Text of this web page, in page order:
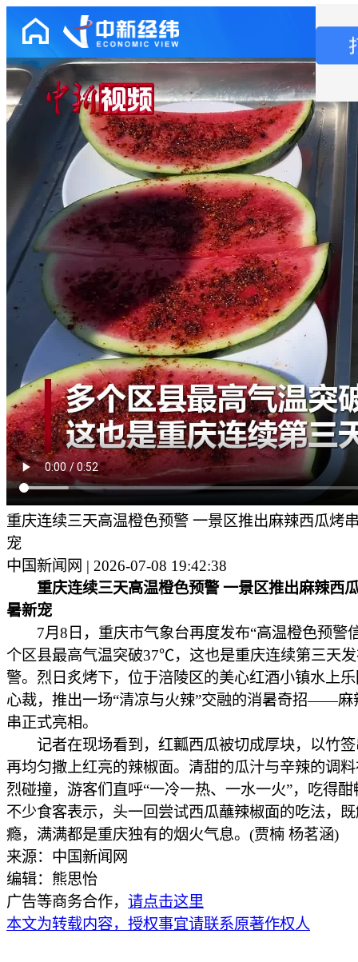
重庆连续三天高温橙色预警 一景区推出麻辣西瓜烤
宠
中国新闻网 | 2026-07-08 19:42:38
重庆连续三天高温橙色预警 一景区推出麻辣西
暑新宠
7月8日，重庆市气象台再度发布“高温橙色预警
个区县最高气温突破37℃，这也是重庆连续第三天
警。烈日炙烤下，位于涪陵区的美心红酒小镇水上
心裁，推出一场“清凉与火辣”交融的消暑奇招——麻
串正式亮相。
记者在现场看到，红瓤西瓜被切成厚块，以竹签
再均匀撒上红亮的辣椒面。清甜的瓜汁与辛辣的调
烈碰撞，游客们直呼“一冷一热、一水一火”，吃得酣
不少食客表示，头一回尝试西瓜蘸辣椒面的吃法，
瘾，满满都是重庆独有的烟火气息。(贾楠 杨茗涵)
来源：中国新闻网
编辑：熊思怡
广告等商务合作， 请点击这里
本文为转载内容，授权事宜请联系原著作权人